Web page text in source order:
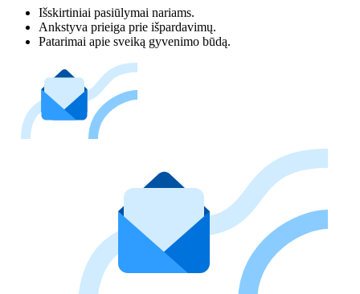
Išskirtiniai pasiūlymai nariams.
Ankstyva prieiga prie išpardavimų.
Patarimai apie sveiką gyvenimo būdą.